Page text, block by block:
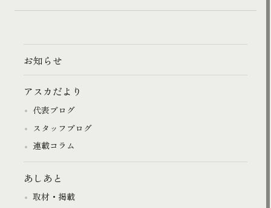
お知らせ
アスカだより
代表ブログ
スタッフブログ
連載コラム
あしあと
取材・掲載